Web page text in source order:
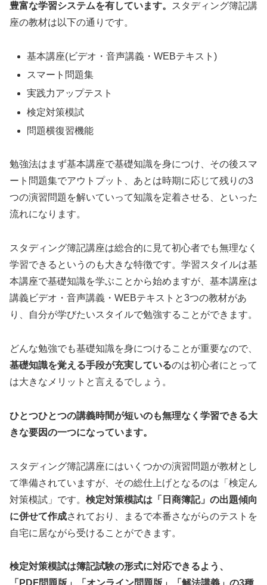
豊富な学習システムを有しています。
スタディング簿記講
座の教材は以下の通りです。
基本講座(ビデオ・音声講義・WEBテキスト)
スマート問題集
実践力アップテスト
検定対策模試
問題横復習機能
勉強法はまず基本講座で基礎知識を身につけ、その後スマ
ート問題集でアウトプット、あとは時期に応じて残りの3
つの演習問題を解いていって知識を定着させる、といった
流れになります。
スタディング簿記講座は総合的に見て初心者でも無理なく
学習できるというのも大きな特徴です。学習スタイルは基
本講座で基礎知識を学ぶことから始めますが、基本講座は
講義ビデオ・音声講義・WEBテキストと3つの教材があ
り、自分が学びたいスタイルで勉強することができます。
どんな勉強でも基礎知識を身につけることが重要なので、
基礎知識を覚える手段が充実しているのは初心者にとって
は大きなメリットと言えるでしょう。
ひとつひとつの講義時間が短いのも無理なく学習できる大
きな要因の一つになっています。
スタディング簿記講座にはいくつかの演習問題が教材とし
て準備されていますが、その総仕上げとなるのは「検定ん
対策模試」です。 検定対策模試は「日商簿記」の出題傾向
に併せて作成されており、まるで本番さながらのテストを
自宅に居ながら受けることができます。
検定対策模試は簿記試験の形式に対応できるよう、